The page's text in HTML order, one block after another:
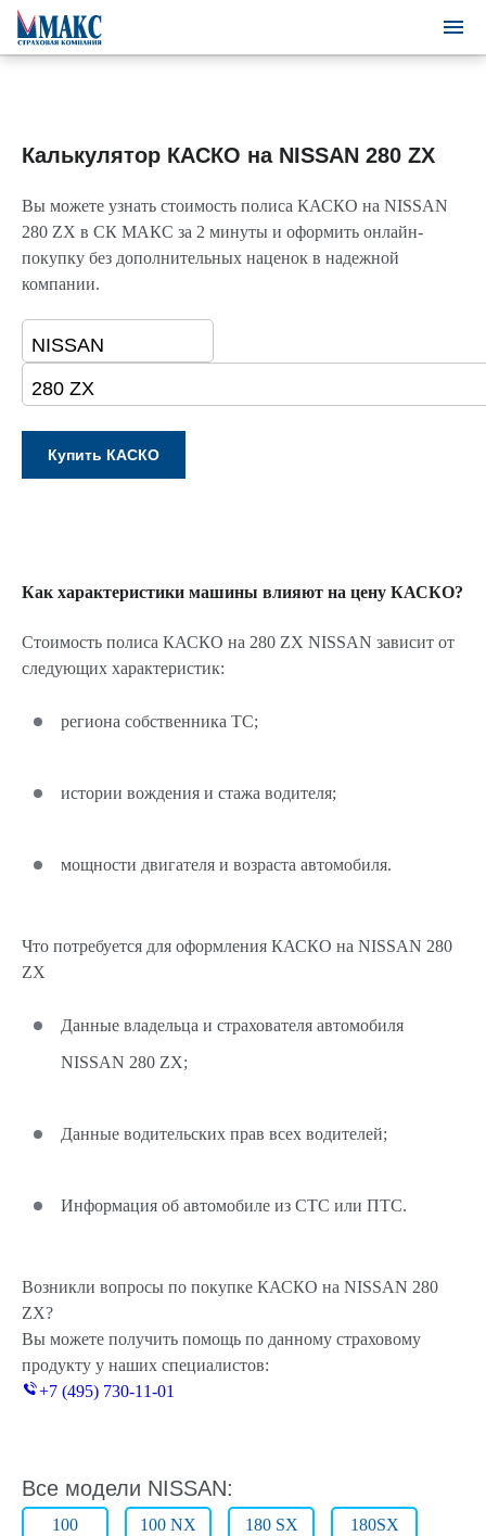
Калькулятор КАСКО на NISSAN 280 ZX
Вы можете узнать стоимость полиса КАСКО на NISSAN
280 ZX в СК МАКС за 2 минуты и оформить онлайн-
покупку без дополнительных наценок в надежной
компании.
Как характеристики машины влияют на цену КАСКО?
Стоимость полиса КАСКО на 280 ZX NISSAN зависит от
следующих характеристик:
региона собственника ТС;
истории вождения и стажа водителя;
мощности двигателя и возраста автомобиля.
Что потребуется для оформления КАСКО на NISSAN 280
ZX
Данные владельца и страхователя автомобиля
NISSAN 280 ZX;
Данные водительских прав всех водителей;
Информация об автомобиле из СТС или ПТС.
Возникли вопросы по покупке КАСКО на NISSAN 280
ZX?
Вы можете получить помощь по данному страховому
продукту у наших специалистов:
+7 (495) 730-11-01
Все модели NISSAN:
100 100 NX 180 SX 180SX